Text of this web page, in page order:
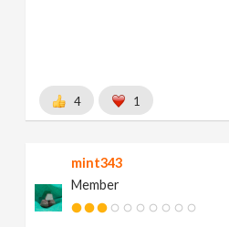
4 1
mint343
Member